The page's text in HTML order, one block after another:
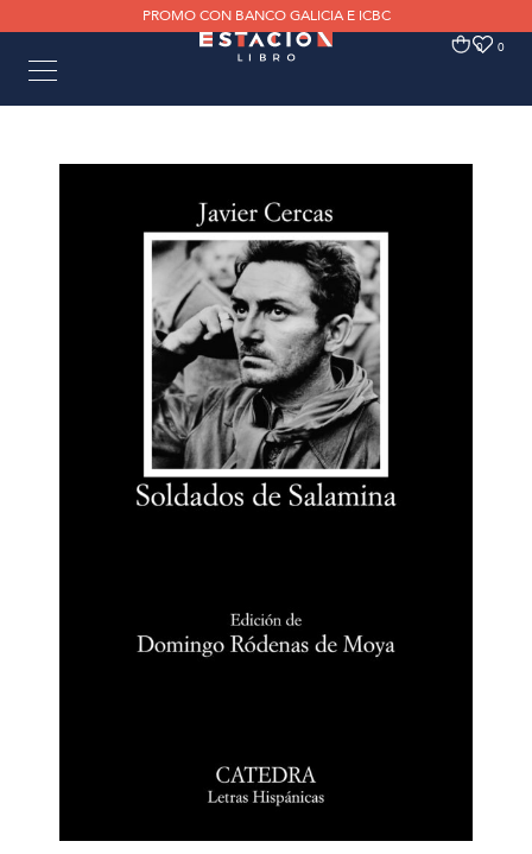
PROMO CON BANCO GALICIA E ICBC
0 0